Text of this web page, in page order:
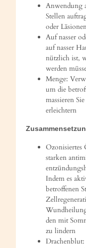
Anwendung
Stellen
oder
Auf nasser
auf nasser
nützlich ist,
werden
Menge:
um die
massieren
erleichtern
Ozonisiertes
starken
Indem es
betroffenen
den mit
zu lindern